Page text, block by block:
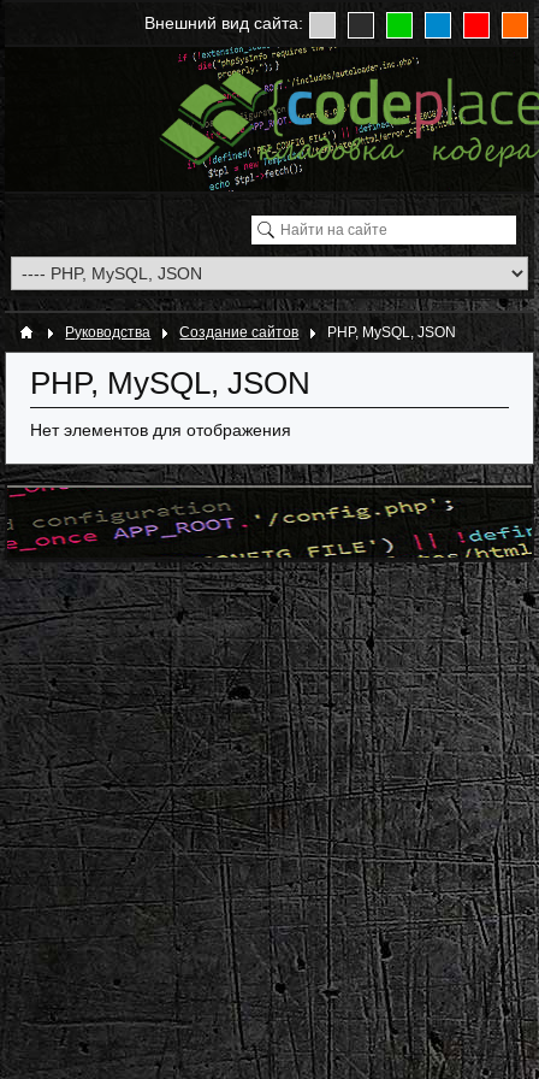
Внешний вид сайта:
Руководства Создание сайтов PHP, MySQL, JSON
PHP, MySQL, JSON
Нет элементов для отображения